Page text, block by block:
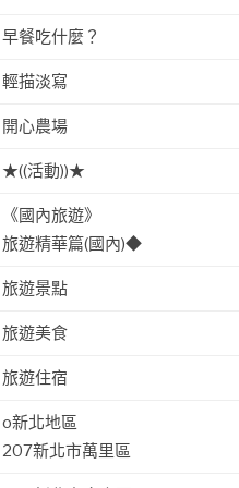
早餐吃什麼？
輕描淡寫
開心農場
★((活動))★
《國內旅遊》
旅遊精華篇(國內)◆
旅遊景點
旅遊美食
旅遊住宿
o新北地區
207新北市萬里區